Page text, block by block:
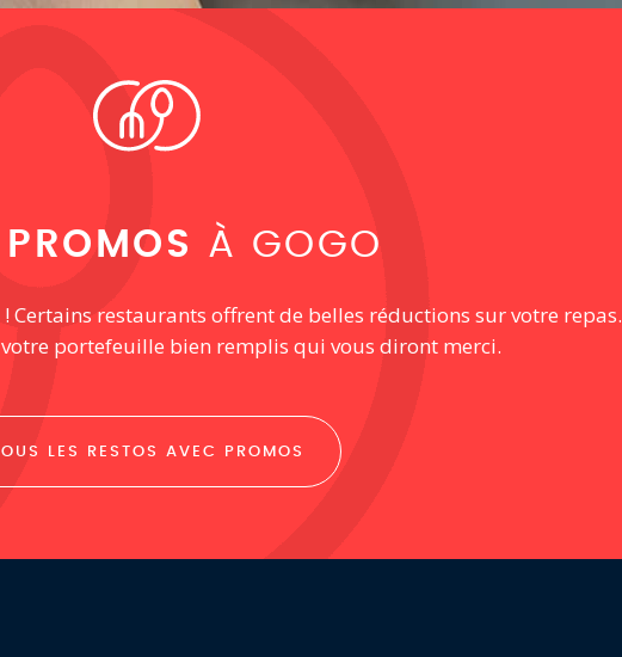
PROMOS À GOGO
Certains restaurants offrent de belles réductions sur votre repas.
votre portefeuille bien remplis qui vous diront merci.
LES RESTOS AVEC PROMOS